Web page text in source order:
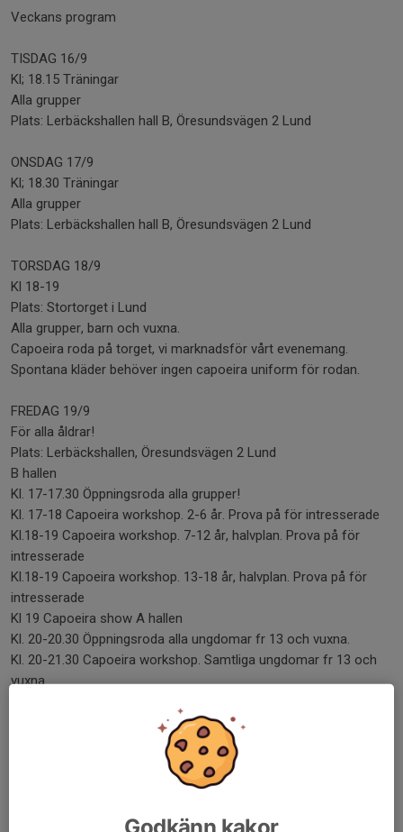
Veckans program
TISDAG 16/9
Kl; 18.15 Träningar
Alla grupper
Plats: Lerbäckshallen hall B, Öresundsvägen 2 Lund
ONSDAG 17/9
Kl; 18.30 Träningar
Alla grupper
Plats: Lerbäckshallen hall B, Öresundsvägen 2 Lund
TORSDAG 18/9
Kl 18-19
Plats: Stortorget i Lund
Alla grupper, barn och vuxna.
Capoeira roda på torget, vi marknadsför vårt evenemang.
Spontana kläder behöver ingen capoeira uniform för rodan.
FREDAG 19/9
För alla åldrar!
Plats: Lerbäckshallen, Öresundsvägen 2 Lund
B hallen
Kl. 17-17.30 Öppningsroda alla grupper!
Kl. 17-18 Capoeira workshop. 2-6 år. Prova på för intresserade
Kl.18-19 Capoeira workshop. 7-12 år, halvplan. Prova på för
intresserade
Kl.18-19 Capoeira workshop. 13-18 år, halvplan. Prova på för
intresserade
Kl 19 Capoeira show A hallen
Kl. 20-20.30 Öppningsroda alla ungdomar fr 13 och vuxna.
Kl. 20-21.30 Capoeira workshop. Samtliga ungdomar fr 13 och
vuxna.
09.30-11 Capoeira workshop för alla barn upp till 13 år.
amarela/gul.Halvplan.Godkänn kakor